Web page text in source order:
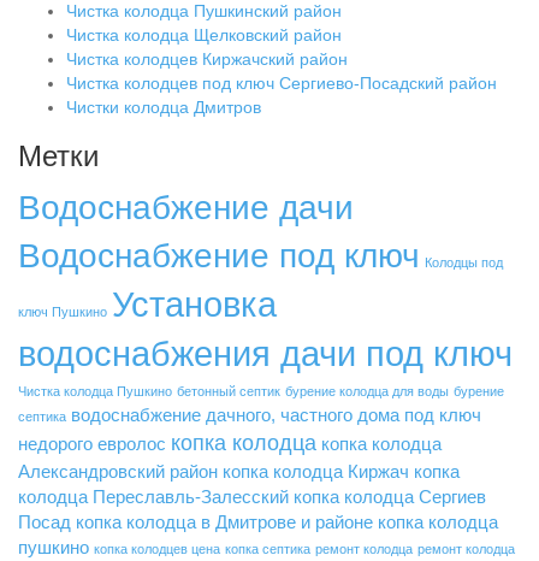
Чистка колодца Пушкинский район
Чистка колодца Щелковский район
Чистка колодцев Киржачский район
Чистка колодцев под ключ Сергиево-Посадский район
Чистки колодца Дмитров
Метки
Водоснабжение дачи
Водоснабжение под ключ
Колодцы под
ключ Пушкино Установка
водоснабжения дачи под ключ
Чистка колодца Пушкино бетонный септик бурение колодца для воды бурение
септика водоснабжение дачного, частного дома под ключ
недорого евролос копка колодца копка колодца
Александровский район копка колодца Киржач копка
колодца Переславль-Залесский копка колодца Сергиев
Посад копка колодца в Дмитрове и районе копка колодца
пушкино копка колодцев цена копка септика ремонт колодца ремонт колодца